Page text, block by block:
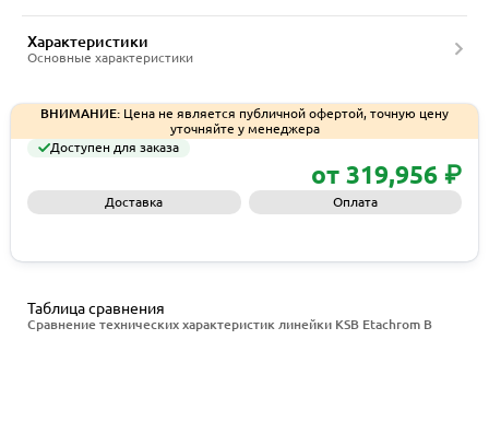
Характеристики
Основные характеристики
ВНИМАНИЕ: Цена не является публичной офертой, точную цену
уточняйте у менеджера
Доступен для заказа
от 319,956 ₽
Доставка Оплата
Сравнение технических характеристик линейки KSB Etachrom B
Таблица сравнения